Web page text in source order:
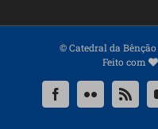
© Catedral da Bênção
Feito com
FacebookFlickr Rss